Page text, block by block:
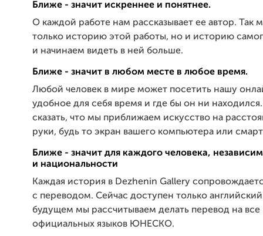
Ближе - значит искреннее и понятнее.
О каждой работе нам рассказывает ее автор. Так
только историю этой работы, но и историю
и начинаем видеть в ней больше.
Ближе - значит в любом месте в любое время.
Любой человек в мире может посетить нашу
удобное для себя время и где бы он ни
сказать, что мы приближаем искусство на
руки, будь то экран вашего компьютера или
Ближе - значит для каждого человека,
и национальности
Каждая история в Dezhenin Gallery
с переводом. Сейчас доступен только английский
будущем мы рассчитываем делать перевод на все
официальных языков ЮНЕСКО.